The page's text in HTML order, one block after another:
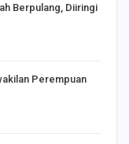
Berpulang, Diiringi
Perempuan